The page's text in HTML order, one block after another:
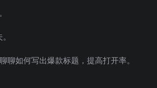
如何写出爆款标题，提高打开率。